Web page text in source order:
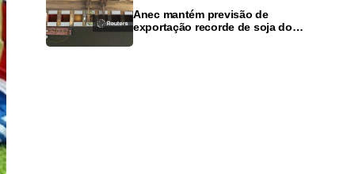
Anec mantém previsão de
exportação recorde de soja do